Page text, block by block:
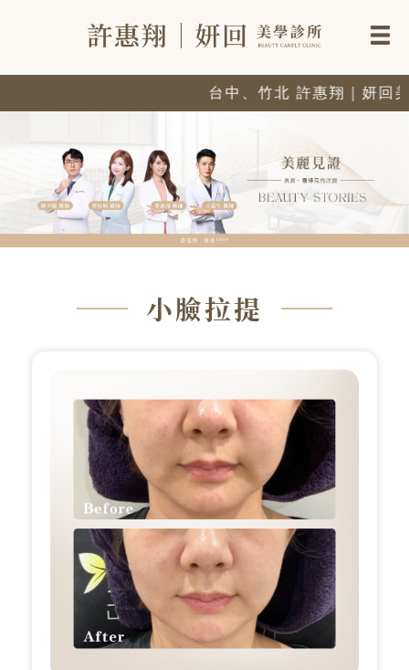
台中、竹北 許惠翔｜妍回美
小臉拉提